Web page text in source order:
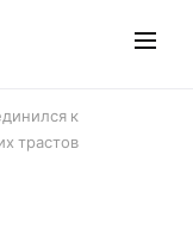
к
трастов